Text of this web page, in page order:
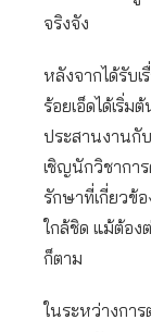
จริงจัง
หลังจากได้รับ
ร้อยเอ็ดได้เริ่
ประสานงานกั
เชิญนักวิชาการ
รักษาที่เกี่ยวข้
ใกล้ชิด แม้ต้อง
ก็ตาม
ในระหว่างกา